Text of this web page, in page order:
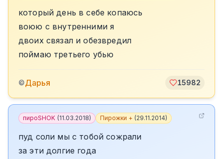
который день в себе копаюсь
воюю с внутренними я
двоих связал и обезвредил
поймаю третьего убью
©Дарья 15982
пироSHOK (11.03.2018) Пирожки + (29.11.2014)
пуд соли мы с тобой сожрали
за эти долгие года